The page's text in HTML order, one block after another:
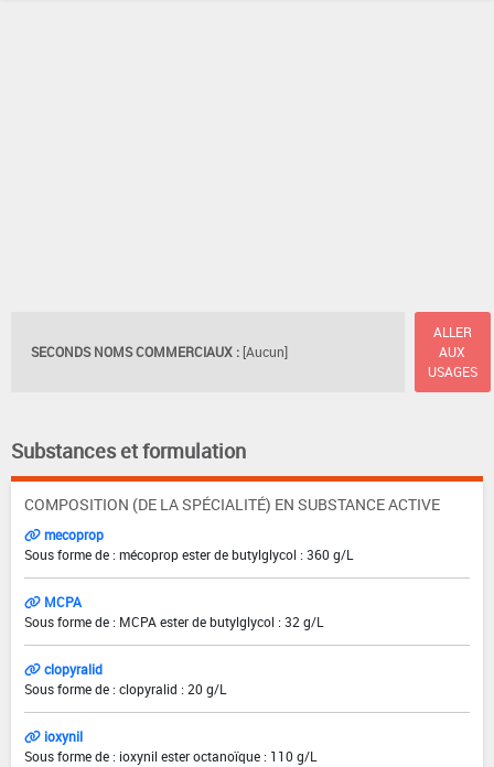
SECONDS NOMS COMMERCIAUX : [Aucun]
ALLER
AUX
USAGES
Substances et formulation
COMPOSITION (DE LA SPÉCIALITÉ) EN SUBSTANCE ACTIVE
mecoprop
Sous forme de : mécoprop ester de butylglycol : 360 g/L
MCPA
Sous forme de : MCPA ester de butylglycol : 32 g/L
clopyralid
Sous forme de : clopyralid : 20 g/L
ioxynil
Sous forme de : ioxynil ester octanoïque : 110 g/L